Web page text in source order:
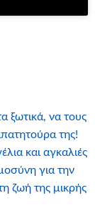
ξωτικά, να τους
της!
και αγκαλιές
για την
ζωή της μικρής